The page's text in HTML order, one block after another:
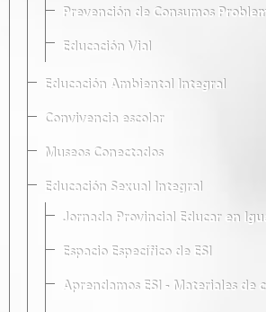
Prevención de Consumos
Educación Vial
Educación Ambiental Integral
Convivencia escolar
Museos Conectados
Educación Sexual Integral
Jornada Provincial Educar en
Espacio Específico de ESI
Aprendamos ESI - Materiales de